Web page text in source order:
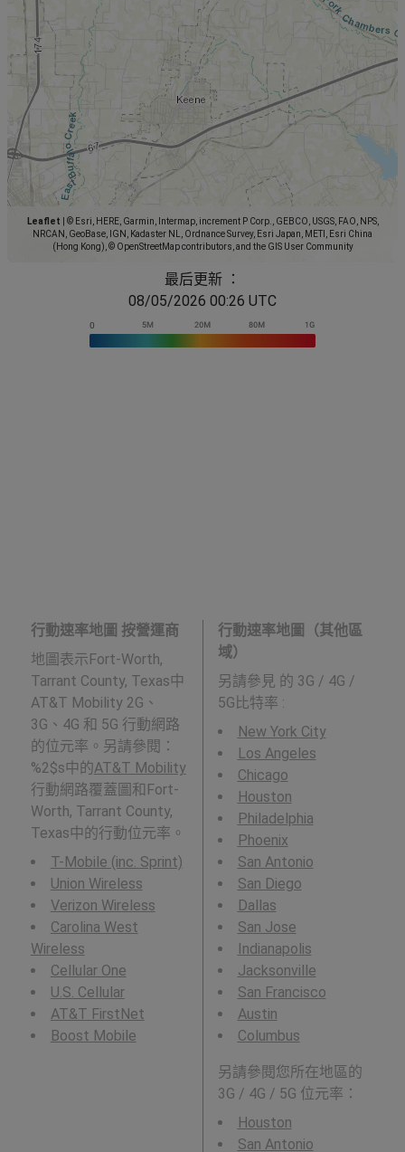
Leaflet
© Esri, HERE, Garmin, Intermap, increment P Corp., GEBCO, USGS, FAO, NPS,
NRCAN, GeoBase, IGN, Kadaster NL, Ordnance Survey, Esri Japan, METI, Esri China
(Hong Kong), © OpenStreetMap contributors, and the GIS User Community
最后更新 ：
08/05/2026 00:26 UTC
行動速率地圖 按營運商
地圖表示Fort-Worth,
Tarrant County, Texas中
AT&T Mobility 2G、
3G、4G 和 5G 行動網路
的位元率。另請參閱：
%2$s中的AT&T Mobility
行動網路覆蓋圖和Fort-
Worth, Tarrant County,
Texas中的行動位元率。
T-Mobile (inc. Sprint)
Union Wireless
Verizon Wireless
Carolina West
Wireless
Cellular One
U.S. Cellular
AT&T FirstNet
Boost Mobile
行動速率地圖（其他區
域）
另請參見 的 3G / 4G /
5G比特率 :
New York City
Los Angeles
Chicago
Houston
Philadelphia
Phoenix
San Antonio
San Diego
Dallas
San Jose
Indianapolis
Jacksonville
San Francisco
Austin
Columbus
另請參閱您所在地區的
3G / 4G / 5G 位元率：
Houston
San Antonio